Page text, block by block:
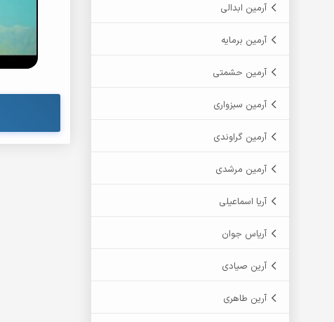
آرمین ابدالی
آرمین برمایه
آرمین حشمتی
آرمین سبزواری
آرمین گراوندی
آرمین مرشدی
آریا اسماعیلی
آریاس جوان
آرین صیادی
آرین طاهری